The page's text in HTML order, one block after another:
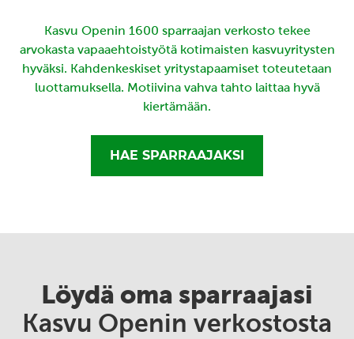
Kasvu Openin 1600 sparraajan verkosto tekee
arvokasta vapaaehtoistyötä kotimaisten kasvuyritysten
hyväksi. Kahdenkeskiset yritystapaamiset toteutetaan
luottamuksella. Motiivina vahva tahto laittaa hyvä
kiertämään.
HAE SPARRAAJAKSI
Löydä oma sparraajasi
Kasvu Openin verkostosta